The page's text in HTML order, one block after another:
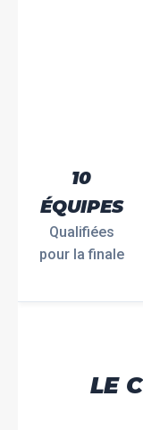
10
ÉQUIPES
Qualifiées
pour la finale
LE